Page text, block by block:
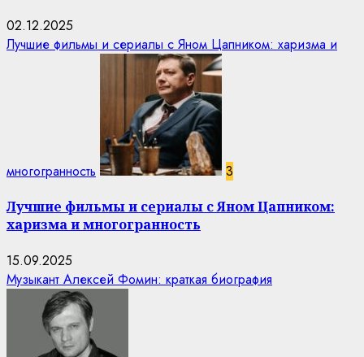
02.12.2025
Лучшие фильмы и сериалы с Яном Цапником: харизма и
многогранность 3
Лучшие фильмы и сериалы с Яном Цапником:
харизма и многогранность
15.09.2025
Музыкант Алексей Фомин: краткая биография